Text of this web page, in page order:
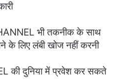
भी तकनीक के साथ
के लिए लंबी खोज नहीं करनी
की दुनिया में प्रवेश कर सकते